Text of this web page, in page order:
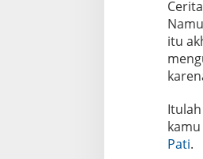
itu
Pati.